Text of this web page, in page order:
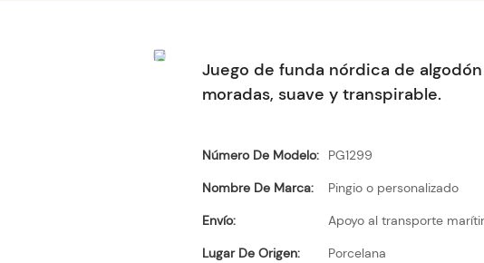
Juego de funda nórdica de
moradas, suave y transpirable.
Número De Modelo:
PG1299
Nombre De Marca:
Pingio o personalizado
Envío:
Apoyo al transporte
Lugar De Origen:
Porcelana